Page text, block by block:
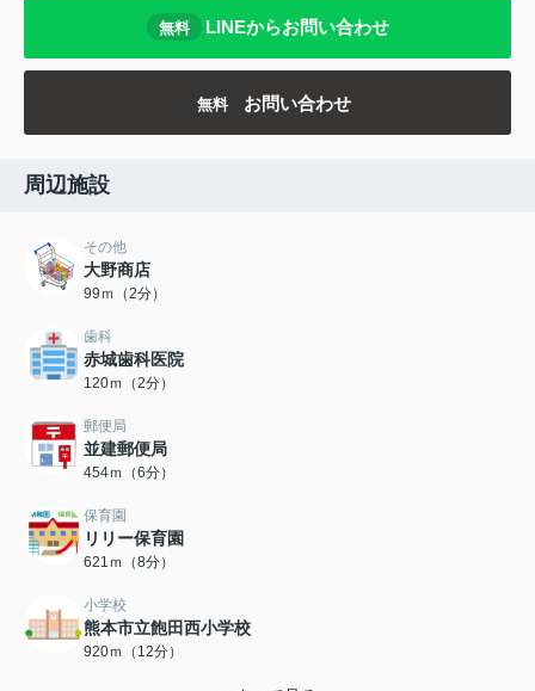
無料 LINEからお問い合わせ
無料 お問い合わせ
周辺施設
その他
大野商店
99ｍ（2分）
歯科
赤城歯科医院
120ｍ（2分）
郵便局
並建郵便局
454ｍ（6分）
保育園
リリー保育園
621ｍ（8分）
小学校
熊本市立飽田西小学校
920ｍ（12分）